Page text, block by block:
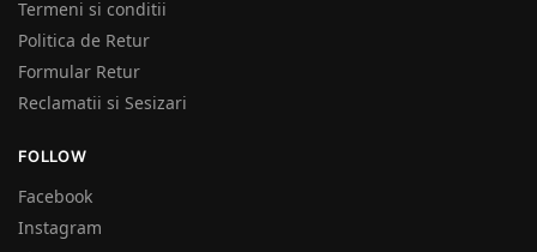
Termeni si conditii
Politica de Retur
Formular Retur
Reclamatii si Sesizari
FOLLOW
Facebook
Instagram